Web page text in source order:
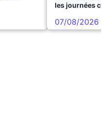
les journées
07/08/2026